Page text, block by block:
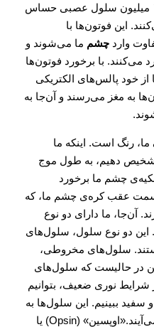
روی شبکیه‌ی چشم ما، حدود ۱۲۶ میلیون سلول عصبی حساس
این فوتون‌ها با
واردچشم ما می‌شوند و
با برخورد فوتون‌ها
خود پالس‌های الکتریکی
به مغز می‌رسند و آن‌جا به
ما، رنگ است. اینکه ما
دهیم، به طول موج
چشم ما برخورد
عقب کره‌ی چشم ما، که
آن‌جا، ما دارای دو نوع
این دو نوع سلول، سلول‌های
سلول‌های مخروطی،‌
در حالیست که سلول‌های
شرایط نوری ضعیف، بتوانیم
ببینیم. این سلول‌ها به
خصوص در شب خیلی به کار ما می‌آیند.«اوپسین» (Opsin) یا